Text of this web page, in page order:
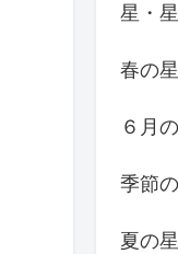
星・
春の
６月
季節
夏の